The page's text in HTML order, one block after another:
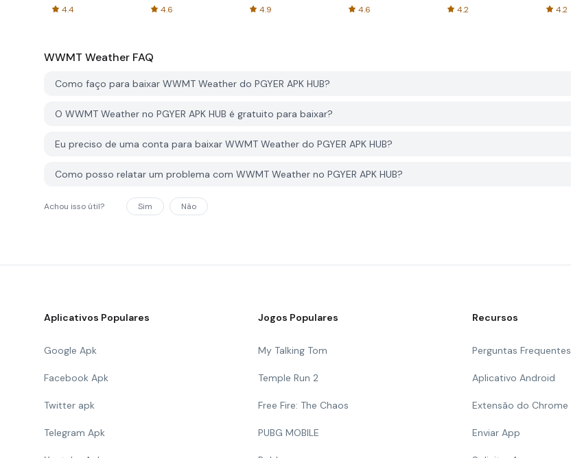
4.4
Spreadsheets
4.6 4.9 4.6 4.2 4.2
WWMT Weather FAQ
Como faço para baixar WWMT Weather do PGYER APK HUB?
O WWMT Weather no PGYER APK HUB é gratuito para baixar?
Eu preciso de uma conta para baixar WWMT Weather do PGYER APK HUB?
Como posso relatar um problema com WWMT Weather no PGYER APK HUB?
Achou isso útil? Sim Não
Aplicativos Populares
Google Apk
Facebook Apk
Twitter apk
Telegram Apk
Jogos Populares
My Talking Tom
Temple Run 2
Free Fire: The Chaos
PUBG MOBILE
Recursos
Perguntas Frequentes
Aplicativo Android
Extensão do Chrome
Enviar App